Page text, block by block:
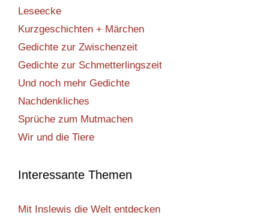
Leseecke
Kurzgeschichten + Märchen
Gedichte zur Zwischenzeit
Gedichte zur Schmetterlingszeit
Und noch mehr Gedichte
Nachdenkliches
Sprüche zum Mutmachen
Wir und die Tiere
Interessante Themen
Mit Inslewis die Welt entdecken